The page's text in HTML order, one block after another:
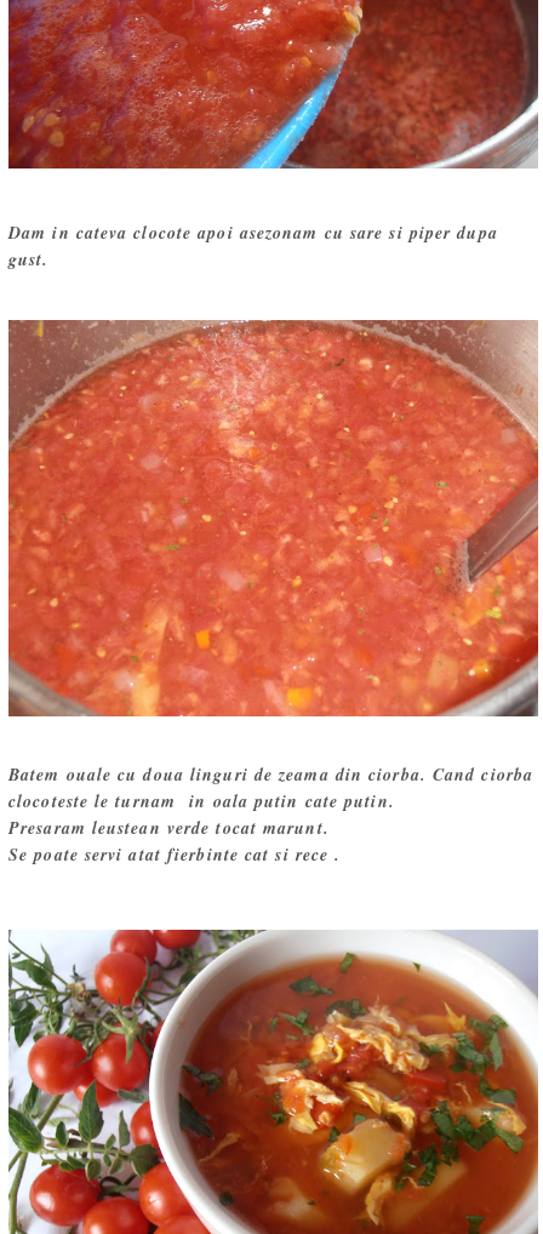
Dam in cateva clocote apoi asezonam cu sare si piper dupa
gust.
Batem ouale cu doua linguri de zeama din ciorba. Cand ciorba
clocoteste le turnam in oala putin cate putin.
Presaram leustean verde tocat marunt.
Se poate servi atat fierbinte cat si rece .